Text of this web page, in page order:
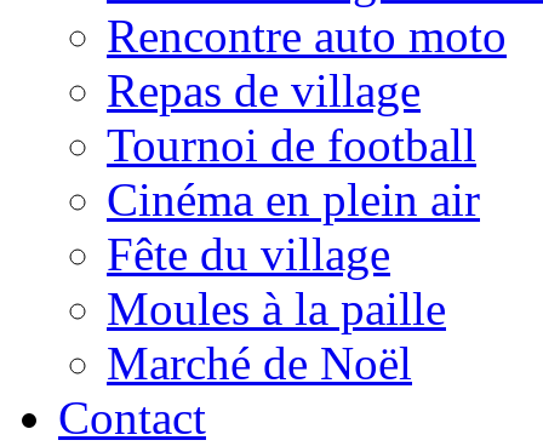
Rencontre auto moto
Repas de village
Tournoi de football
Cinéma en plein air
Fête du village
Moules à la paille
Marché de Noël
Contact